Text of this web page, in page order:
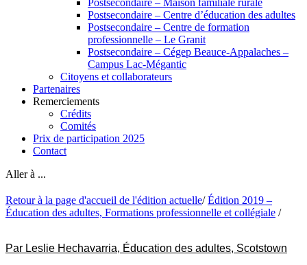
Postsecondaire – Maison familiale rurale
Postsecondaire – Centre d’éducation des adultes
Postsecondaire – Centre de formation
professionnelle – Le Granit
Postsecondaire – Cégep Beauce-Appalaches –
Campus Lac-Mégantic
Citoyens et collaborateurs
Partenaires
Remerciements
Crédits
Comités
Prix de participation 2025
Contact
Aller à ...
Retour à la page d'accueil de l'édition actuelle/ Édition 2019 –
Éducation des adultes, Formations professionnelle et collégiale /
Par Leslie Hechavarria, Éducation des adultes, Scotstown